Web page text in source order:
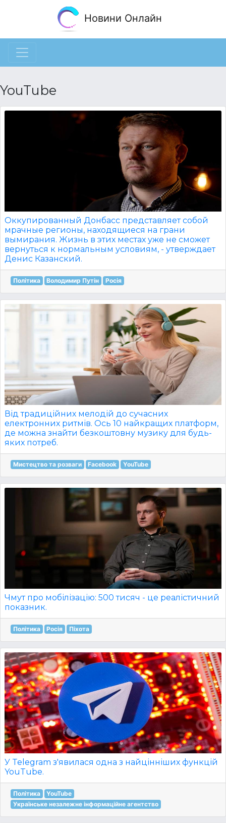
Новини Онлайн
YouTube
Оккупированный Донбасс представляет собой
мрачные регионы, находящиеся на грани
вымирания. Жизнь в этих местах уже не сможет
вернуться к нормальным условиям, - утверждает
Денис Казанский.
Політика Володимир Путін Росія
Від традиційних мелодій до сучасних
електронних ритмів. Ось 10 найкращих платформ,
де можна знайти безкоштовну музику для будь-
яких потреб.
Мистецтво та розваги Facebook YouTube
Чмут про мобілізацію: 500 тисяч - це реалістичний
показник.
Політика Росія Піхота
У Telegram з'явилася одна з найцінніших функцій
YouTube.
Політика
YouTube
Українське незалежне інформаційне агентство